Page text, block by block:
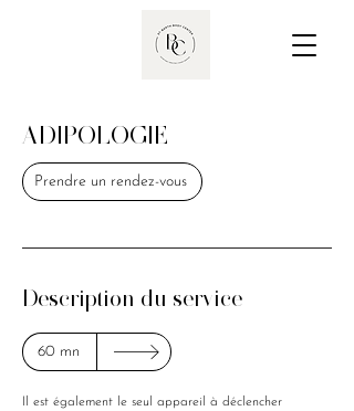
ADIPOLOGIE
Prendre un rendez-vous
Description du service
60 mn
Il est également le seul appareil à déclencher